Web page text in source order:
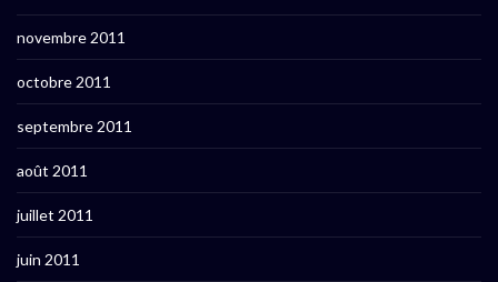
novembre 2011
octobre 2011
septembre 2011
août 2011
juillet 2011
juin 2011